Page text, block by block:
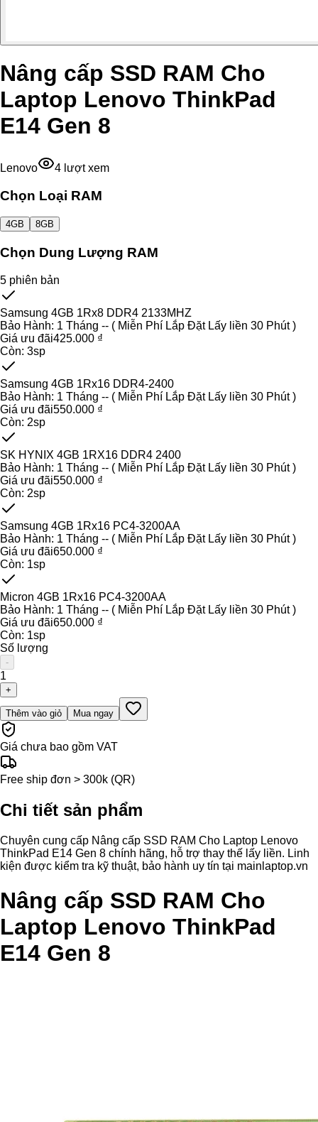
Nâng cấp SSD RAM Cho
Laptop Lenovo ThinkPad
E14 Gen 8
Lenovo 4 lượt xem
Chọn Loại RAM
4GB 8GB
Chọn Dung Lượng RAM
5 phiên bản
Samsung 4GB 1Rx8 DDR4 2133MHZ
Bảo Hành: 1 Tháng -- ( Miễn Phí Lắp Đặt Lấy liền 30 Phút )
Giá ưu đãi425.000 ₫
Còn: 3sp
Samsung 4GB 1Rx16 DDR4-2400
Bảo Hành: 1 Tháng -- ( Miễn Phí Lắp Đặt Lấy liền 30 Phút )
Giá ưu đãi550.000 ₫
Còn: 2sp
SK HYNIX 4GB 1RX16 DDR4 2400
Bảo Hành: 1 Tháng -- ( Miễn Phí Lắp Đặt Lấy liền 30 Phút )
Giá ưu đãi550.000 ₫
Còn: 2sp
Samsung 4GB 1Rx16 PC4-3200AA
Bảo Hành: 1 Tháng -- ( Miễn Phí Lắp Đặt Lấy liền 30 Phút )
Giá ưu đãi650.000 ₫
Còn: 1sp
Micron 4GB 1Rx16 PC4-3200AA
Bảo Hành: 1 Tháng -- ( Miễn Phí Lắp Đặt Lấy liền 30 Phút )
Giá ưu đãi650.000 ₫
Còn: 1sp
Số lượng
-
1
+
Thêm vào giỏ Mua ngay
Giá chưa bao gồm VAT
Free ship đơn > 300k (QR)
Chi tiết sản phẩm
Chuyên cung cấp Nâng cấp SSD RAM Cho Laptop Lenovo
ThinkPad E14 Gen 8 chính hãng, hỗ trợ thay thế lấy liền. Linh
kiện được kiểm tra kỹ thuật, bảo hành uy tín tại mainlaptop.vn
Nâng cấp SSD RAM Cho
Laptop Lenovo ThinkPad
E14 Gen 8